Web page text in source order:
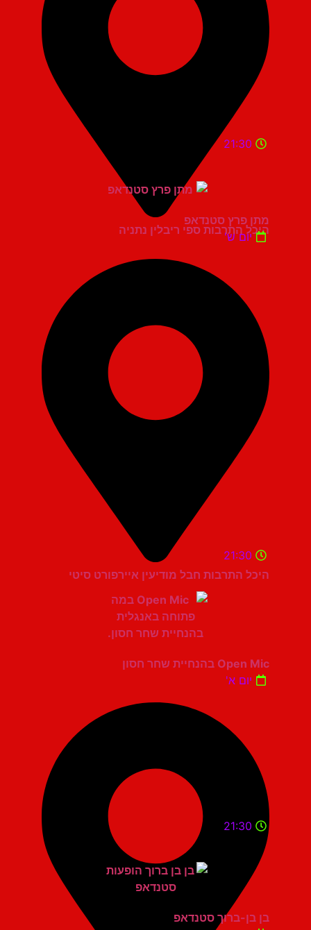
היכל התרבות ספי ריבלין נתניה
21:30
מתן פרץ סטנדאפ
יום ש'
היכל התרבות חבל מודיעין איירפורט סיטי
21:30
Open Mic בהנחיית שחר חסון
יום א'
21:30
בן בן-ברוך סטנדאפ